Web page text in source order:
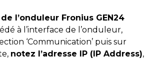
l’onduleur Fronius GEN24
à l’interface de l’onduleur,
‘Communication’ puis sur
notez l’adresse IP (IP Address),